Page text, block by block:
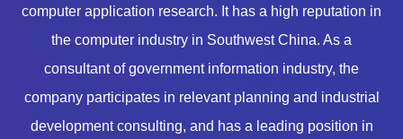
computer application research. It has a high reputation in
the computer industry in Southwest China. As a
consultant of government information industry, the
company participates in relevant planning and industrial
development consulting, and has a leading position in